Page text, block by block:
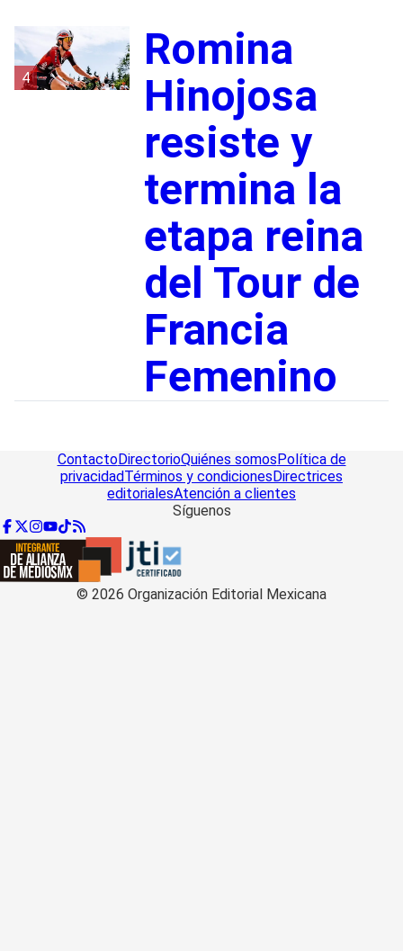
4
Romina
Hinojosa
resiste y
termina la
etapa reina
del Tour de
Francia
Femenino
ContactoDirectorioQuiénes somosPolítica de
privacidadTérminos y condicionesDirectrices
editorialesAtención a clientes
Síguenos
© 2026 Organización Editorial Mexicana